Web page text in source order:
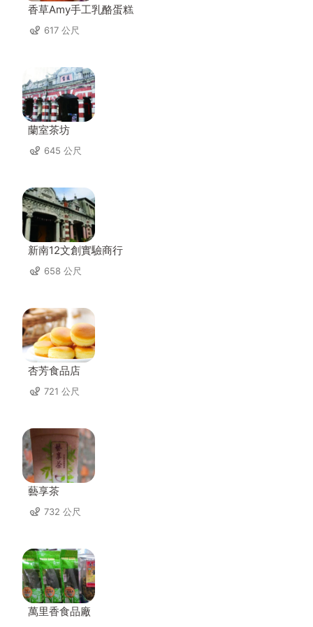
香草Amy手工乳酪蛋糕
617 公尺
蘭室茶坊
645 公尺
新南12文創實驗商行
658 公尺
杏芳食品店
721 公尺
藝享茶
732 公尺
萬里香食品廠